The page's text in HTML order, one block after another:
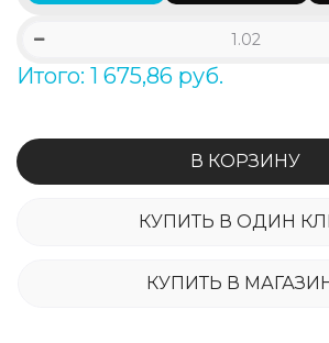
Итого: 1 675,86 руб.
В КОРЗИНУ
КУПИТЬ В ОДИН
КУПИТЬ В